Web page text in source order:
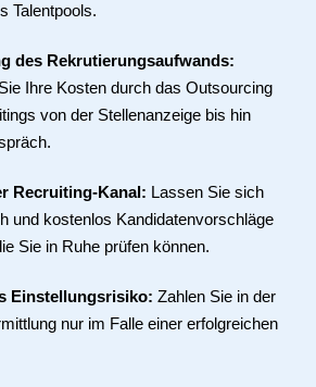
Talentpools.
des Rekrutierungsaufwands:
Ihre Kosten durch das Outsourcing
von der Stellenanzeige bis hin
Recruiting-Kanal: Lassen Sie sich
und kostenlos Kandidatenvorschläge
Sie in Ruhe prüfen können.
Einstellungsrisiko: Zahlen Sie in der
nur im Falle einer erfolgreichen